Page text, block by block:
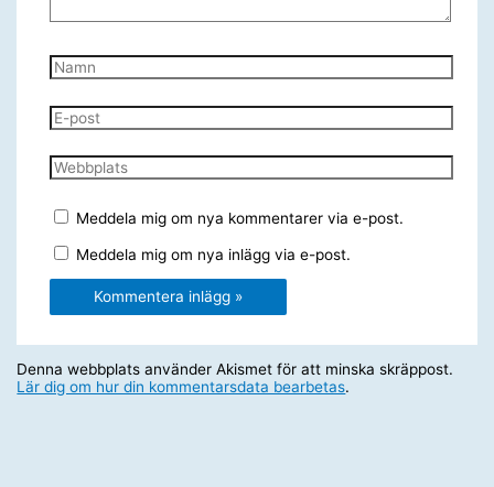
Namn
E-
post
Webbplats
Meddela mig om nya kommentarer via e-post.
Meddela mig om nya inlägg via e-post.
Denna webbplats använder Akismet för att minska skräppost.
Lär dig om hur din kommentarsdata bearbetas.